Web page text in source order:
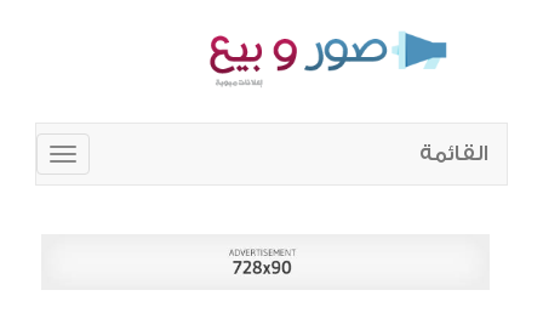
Toggle
navigation
القائمة